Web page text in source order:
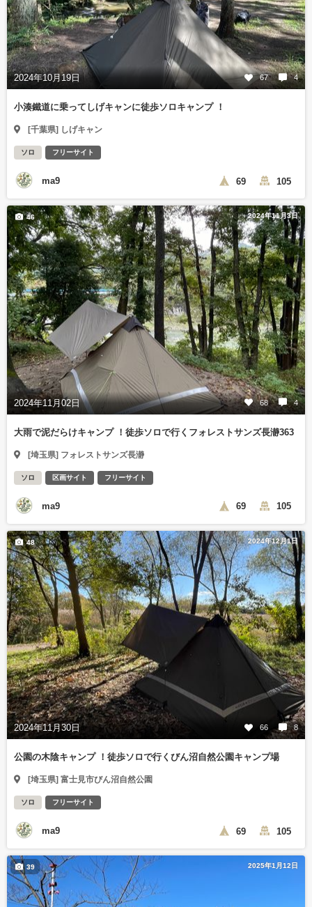
2024年10月19日 67 4
小湊鐵道に乗ってしげキャンに徒歩ソロキャンプ ！
[千葉県] しげキャン
ソロ フリーサイト
ma9 69 105
2024年11月3日
2024年11月02日 68 4
46
大雨で泥だらけキャンプ ！徒歩ソロで行くフォレストサンズ長瀞363
[埼玉県] フォレストサンズ長瀞
ソロ 区画サイト フリーサイト
ma9 69 105
2024年12月1日
2024年11月30日 66 8
48
公園の木陰キャンプ ！徒歩ソロで行くびん沼自然公園キャンプ場
[埼玉県] 富士見市びん沼自然公園
ソロ フリーサイト
ma9 69 105
2025年1月12日
39